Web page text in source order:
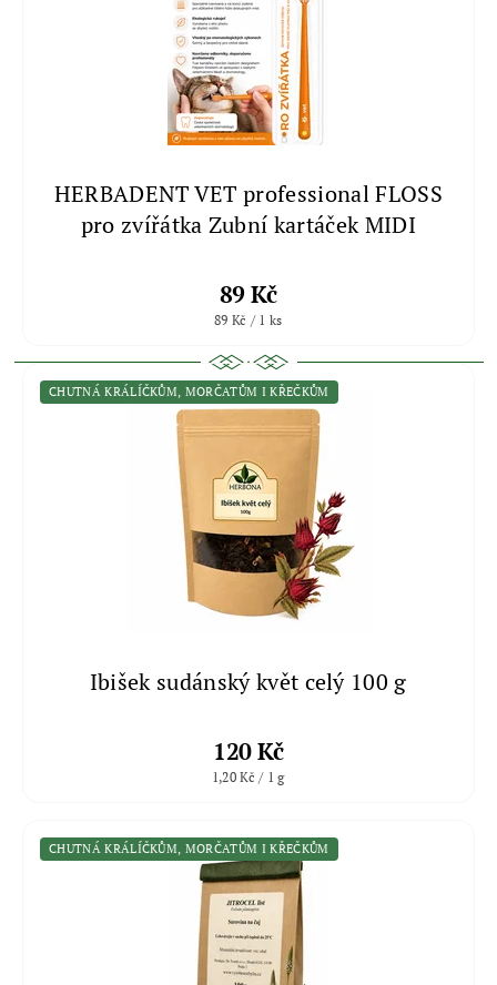
HERBADENT VET professional FLOSS
pro zvířátka Zubní kartáček MIDI
89 Kč
89 Kč / 1 ks
CHUTNÁ KRÁLÍČKŮM, MORČATŮM I KŘEČKŮM
Ibišek sudánský květ celý 100 g
120 Kč
1,20 Kč / 1 g
CHUTNÁ KRÁLÍČKŮM, MORČATŮM I KŘEČKŮM